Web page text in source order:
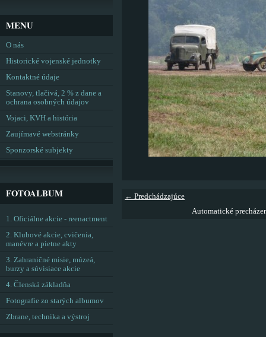
← Predchádzajúce
Automatické
MENU
O nás
Historické vojenské jednotky
Kontaktné údaje
Stanovy, tlačivá, 2 % z dane a
ochrana osobných údajov
Vojaci, KVH a história
Zaujímavé webstránky
Sponzorské subjekty
FOTOALBUM
1. Oficiálne akcie - reenactment
2. Klubové akcie, cvičenia,
manévre a pietne akty
3. Zahraničné misie, múzeá,
burzy a súvisiace akcie
4. Členská základňa
Fotografie zo starých albumov
Zbrane, technika a výstroj